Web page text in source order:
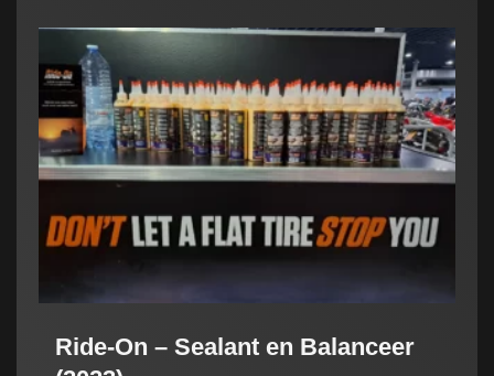
Ride-On – Sealant en Balanceer